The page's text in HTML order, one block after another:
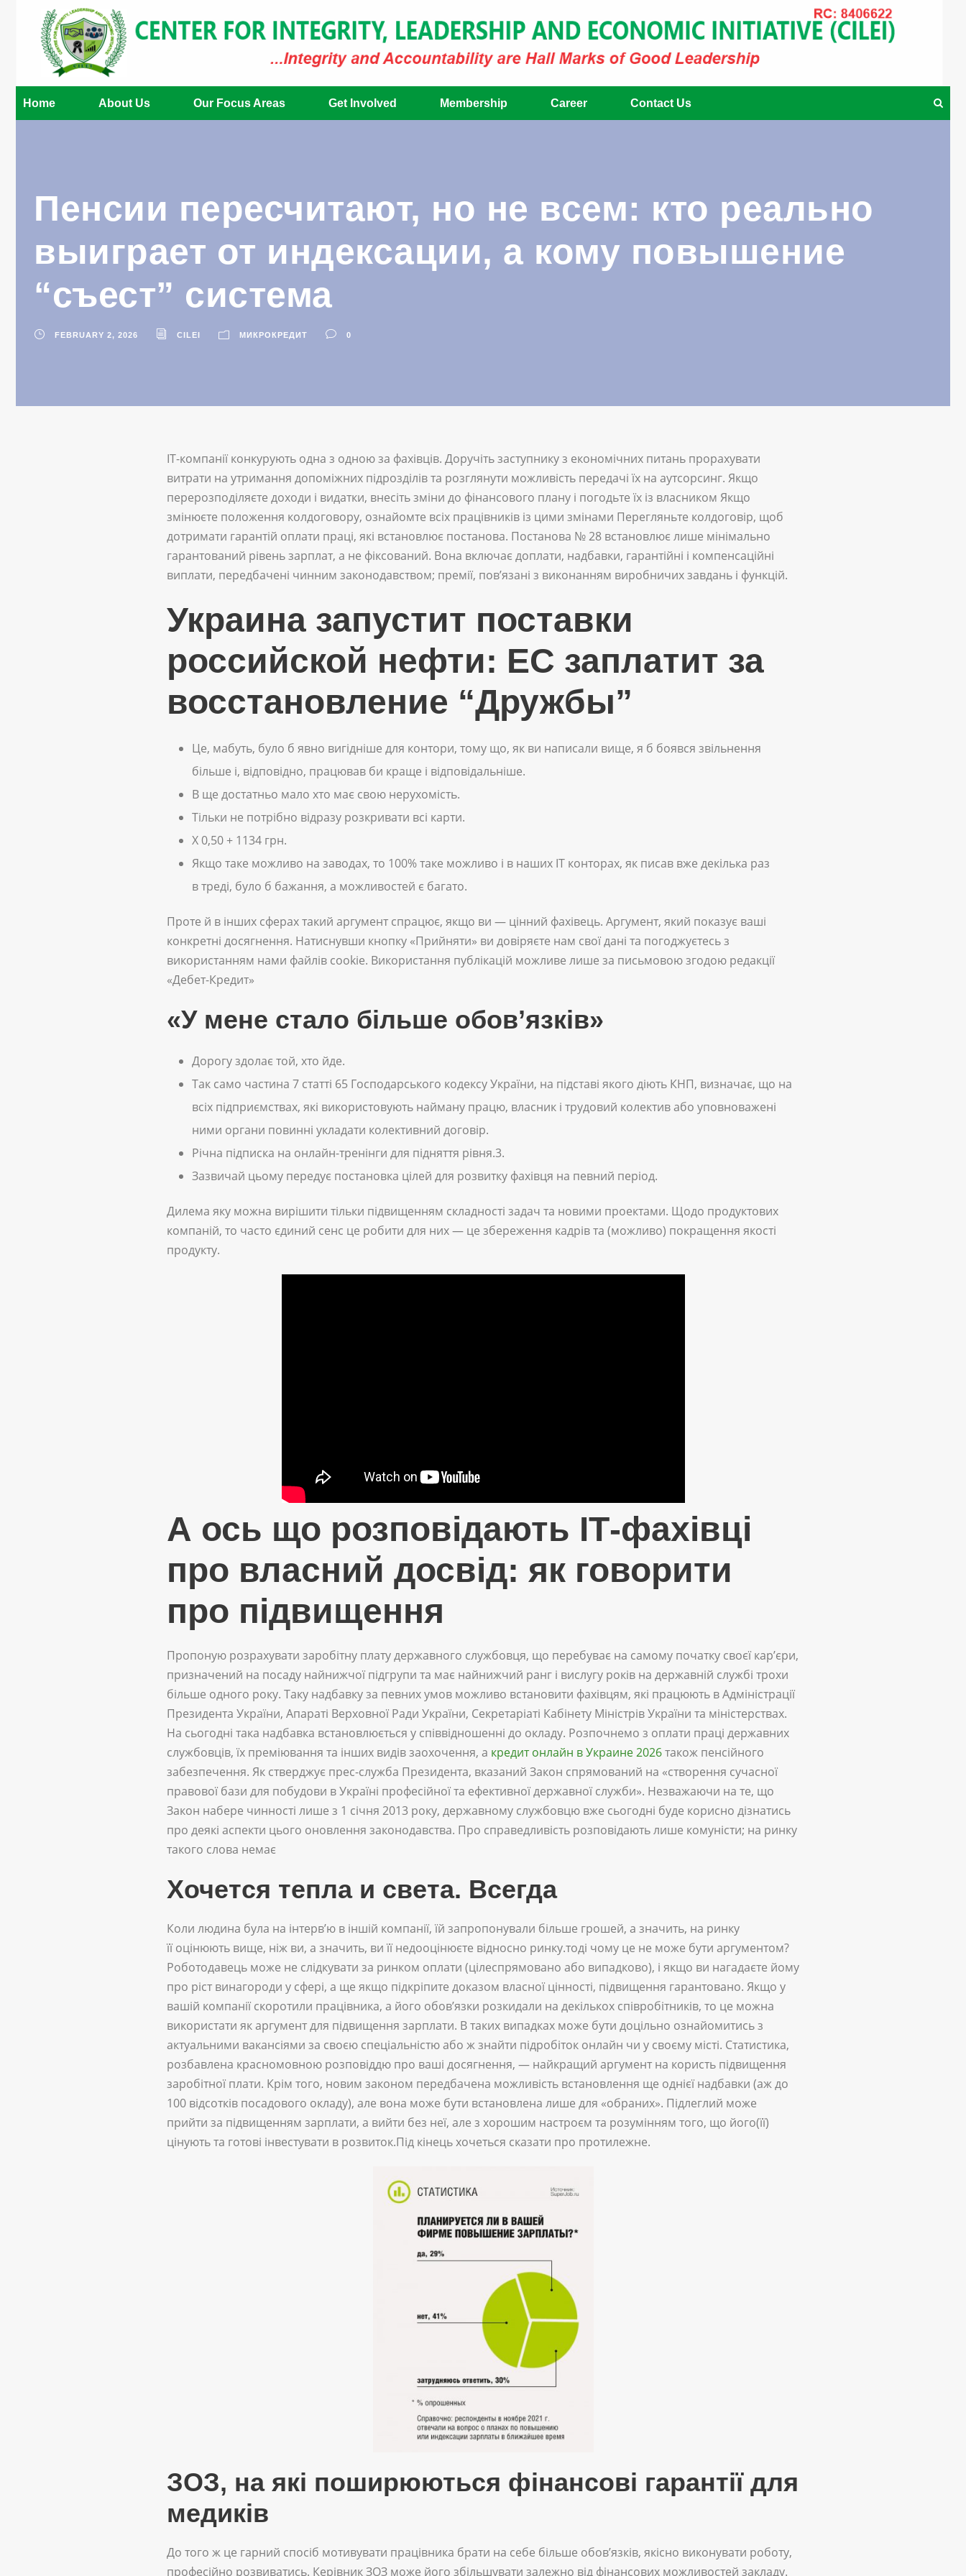
Home About Us Our Focus Areas Get Involved Membership Career Contact Us
Пенсии пересчитают, но не всем: кто реально
выиграет от индексации, а кому повышение
“съест” система
FEBRUARY 2, 2026 CILEI МИКРОКРЕДИТ 0
ІТ-компанії конкурують одна з одною за фахівців. Доручіть заступнику з економічних питань прорахувати
витрати на утримання допоміжних підрозділів та розглянути можливість передачі їх на аутсорсинг. Якщо
перерозподіляєте доходи і видатки, внесіть зміни до фінансового плану і погодьте їх із власником Якщо
змінюєте положення колдоговору, ознайомте всіх працівників із цими змінами Перегляньте колдоговір, щоб
дотримати гарантій оплати праці, які встановлює постанова. Постанова № 28 встановлює лише мінімально
гарантований рівень зарплат, а не фіксований. Вона включає доплати, надбавки, гарантійні і компенсаційні
виплати, передбачені чинним законодавством; премії, пов’язані з виконанням виробничих завдань і функцій.
Украина запустит поставки
российской нефти: ЕС заплатит за
восстановление “Дружбы”
Це, мабуть, було б явно вигідніше для контори, тому що, як ви написали вище, я б боявся звільнення
більше і, відповідно, працював би краще і відповідальніше.
В ще достатньо мало хто має свою нерухомість.
Тільки не потрібно відразу розкривати всі карти.
Х 0,50 + 1134 грн.
Якщо таке можливо на заводах, то 100% таке можливо і в наших ІТ конторах, як писав вже декілька раз
в треді, було б бажання, а можливостей є багато.
Проте й в інших сферах такий аргумент спрацює, якщо ви — цінний фахівець. Аргумент, який показує ваші
конкретні досягнення. Натиснувши кнопку «Прийняти» ви довіряєте нам свої дані та погоджуєтесь з
використанням нами файлів cookie. Використання публікацій можливе лише за письмовою згодою редакції
«Дебет-Кредит»
«У мене стало більше обов’язків»
Дорогу здолає той, хто йде.
Так само частина 7 статті 65 Господарського кодексу України, на підставі якого діють КНП, визначає, що на
всіх підприємствах, які використовують найману працю, власник і трудовий колектив або упов­новажені
ними органи повинні укладати колективний договір.
Річна підписка на онлайн-тренінги для підняття рівня.3.
Зазвичай цьому передує постановка цілей для розвитку фахівця на певний період.
Дилема яку можна вирішити тільки підвищенням складності задач та новими проектами. Щодо продуктових
компаній, то часто єдиний сенс це робити для них — це збереження кадрів та (можливо) покращення якості
продукту.
А ось що розповідають ІТ-фахівці
про власний досвід: як говорити
про підвищення
Пропоную розрахувати заробітну плату державного службовця, що перебуває на самому початку своєї кар’єри,
призначений на посаду найнижчої підгрупи та має найнижчий ранг і вислугу років на державній службі трохи
більше одного року. Таку надбавку за певних умов можливо встановити фахівцям, які працюють в Адміністрації
Президента України, Апараті Верховної Ради України, Секретаріаті Кабінету Міністрів України та міністерствах.
На сьогодні така надбавка встановлюється у співвідношенні до окладу. Розпочнемо з оплати праці державних
службовців, їх преміювання та інших видів заохочення, а кредит онлайн в Украине 2026також пенсійного
забезпечення. Як стверджує прес-служба Президента, вказаний Закон спрямований на «створення сучасної
правової бази для побудови в Україні професійної та ефективної державної служби». Незважаючи на те, що
Закон набере чинності лише з 1 січня 2013 року, державному службовцю вже сьогодні буде корисно дізнатись
про деякі аспекти цього оновлення законодавства. Про справедливість розповідають лише комуністи; на ринку
такого слова немає
Хочется тепла и света. Всегда
Коли людина була на інтерв’ю в іншій компанії, їй запропонували більше грошей, а значить, на ринку
її оцінюють вище, ніж ви, а значить, ви її недооцінюєте відносно ринку.тоді чому це не може бути аргументом?
Роботодавець може не слідкувати за ринком оплати (цілеспрямовано або випадково), і якщо ви нагадаєте йому
про ріст винагороди у сфері, а ще якщо підкріпите доказом власної цінності, підвищення гарантовано. Якщо у
вашій компанії скоротили працівника, а його обов’язки розкидали на декількох співробітників, то це можна
використати як аргумент для підвищення зарплати. В таких випадках може бути доцільно ознайомитись з
актуальними вакансіями за своєю спеціальністю або ж знайти підробіток онлайн чи у своєму місті. Статистика,
розбавлена красномовною розповіддю про ваші досягнення, — найкращий аргумент на користь підвищення
заробітної плати. Крім того, новим законом передбачена можливість встановлення ще однієї надбавки (аж до
100 відсотків посадового окладу), але вона може бути встановлена лише для «обраних». Підлеглий може
прийти за підвищенням зарплати, а вийти без неї, але з хорошим настроєм та розумінням того, що його(її)
цінують та готові інвестувати в розвиток.Під кінець хочеться сказати про протилежне.
ЗОЗ, на які поширюються фінансові гарантії для
медиків
До того ж це гарний спосіб мотивувати працівника брати на себе більше обов’язків, якісно виконувати роботу,
професійно розвиватись. Керівник ЗОЗ може його збільшувати залежно від фінансових можливостей закладу.